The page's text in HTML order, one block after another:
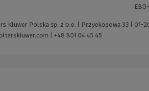
Kluwer Polska sp. z o.o. | Przyokopowa 33 | 01-
+48 801 04 45 45